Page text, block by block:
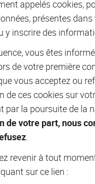
appelés cookies,
présentes
y inscrire des
vous êtes
de votre première
vous acceptez ou
de ces cookies sur
par la poursuite de la
de votre part, nous
.
revenir à tout
sur ce lien :